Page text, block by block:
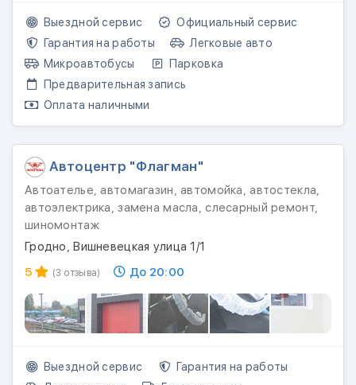
Выездной сервис
Официальный сервис
Гарантия на работы
Легковые авто
Микроавтобусы
Парковка
Предварительная запись
Оплата наличными
Автоцентр "Флагман"
Автоателье, автомагазин, автомойка, автостекла,
автоэлектрика, замена масла, слесарный ремонт,
шиномонтаж
Гродно, Вишневецкая улица 1/1
5
(3 отзыва) До 20:00
Выездной сервис
Гарантия на работы